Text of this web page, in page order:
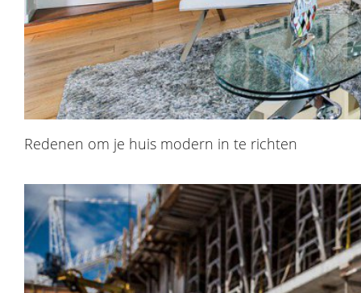
Redenen om je huis modern in te richten